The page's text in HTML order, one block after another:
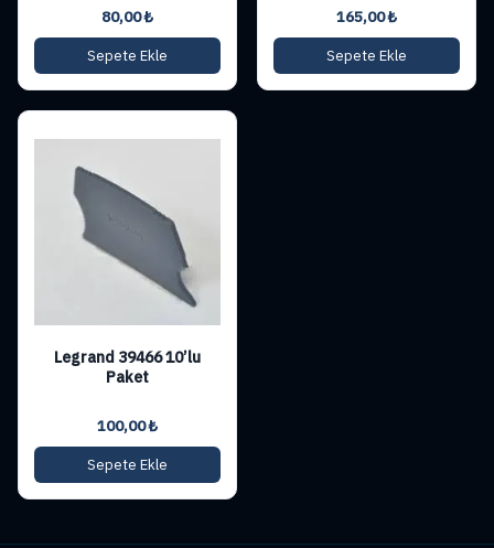
80,00₺
Sepete Ekle
165,00₺
Sepete Ekle
Legrand 39466 10’lu
Paket
100,00₺
Sepete Ekle